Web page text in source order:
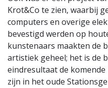
Krot&Co te zien, waarbij
computers en overige
bevestigd werden op
kunstenaars maakten de
artistiek geheel; het is de
eindresultaat de
zijn in het oude